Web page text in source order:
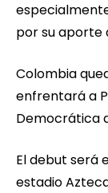
por su aporte
Colombia
enfrentará a
Democrática
El debut será
estadio